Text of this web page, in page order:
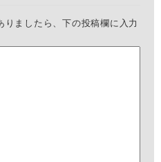
ましたら、下の投稿欄に入力